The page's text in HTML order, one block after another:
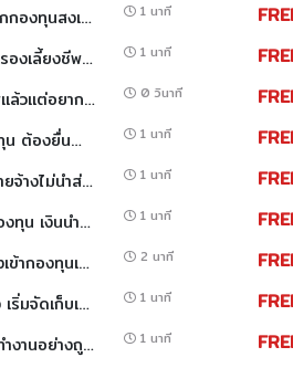
- EP.18 ลูกจ้างจะได้รับเงินคืนจากกองทุนสงเคราะห์ลูกจ้าง (HR พาคุย) 1 นาที
- EP.17 ลูกจ้างใหม่เข้ากองทุนสำรองเลี้ยงชีพไม่ได้ ลาออกจากจากกองทุนสงเคราะห์ลูกจ้าง (HR พาคุย) 1 นาที
- EP.16 มีกองทุนสำรองเลี้ยงชีพแล้วแต่อยากเข้ากองทุนสงเคราะห์ลูกจ้างอีก (HR พาคุย) 0 วินาที
- EP.14 วิธีการนำส่งเงินเข้ากองทุน ต้องยื่นนำส่งที่ไหน จ่ายค่าจ้างเดือนละ2ครั้งต้องนำส่งยังไง (HR พาคุย) 1 นาที
- EP.15 บทลงโทษอย่างไรหากนายจ้างไม่นำส่งเงินสะสมและเงินสมทบหรือนำส่งไม่ครบ หากนายจ้างไม่ยื่นแบบรายการ หรือไม่แจ้งเป็นหนังสือขอเปลี่ยนแปลงมีบทลงโทษอย่างไร (HR พาคุย) 1 นาที
- EP.13 จำนวนเงินที่ต้องนำส่งกองทุน เงินนำส่งคำนวณจากอะไร ค่าล่วงเวลา ค่าทำงานในวันหยุด รวมคำนวณนำส่งหรือไม่ การหักเงินค่าจ้างมีกำหนดขั้นต่ำ–ขั้นสูงหรือไม่ (HR พาคุย) 1 นาที
- EP.12 ลูกจ้างครบ 10 คน ต้องเข้ากองทุนเลยหรือไม่ มีกองทุนสำรองเลี้ยงชีพแล้วต้องเข้ากองทุนสงเคราะห์ลูกจ้างหรือไม่ กิจการที่ไม่อยู่ในข้อบังคับ ข้อยกเว้นไม่บังคับ (HR พาคุย) 2 นาที
- EP.11 กองทุนสงเคราะห์ลูกจ้าง เริ่มจัดเก็บเมื่อไร? กิจการไหนต้องเข้าบ้าง? นับลูกจ้างยังไง? (HR พาคุย) 1 นาที
- EP.10 อายุเท่าไหร่ ถึงสามารถทำงานอย่างถูกกฏหมายได้ (HR พาคุย) 1 นาที